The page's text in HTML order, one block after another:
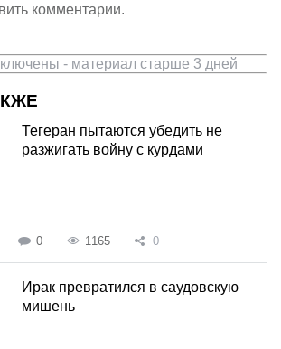
комментарии.
- материал старше 3 дней
Тегеран пытаются убедить не
разжигать войну с курдами
0 1165 0
Ирак превратился в саудовскую
мишень